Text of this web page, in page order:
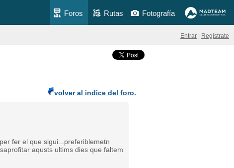
Foros Rutas Fotografía
Entrar Registrate
volver al indice del foro.
fer el que sigui...preferiblemetn
aqusts ultims dies que faltem